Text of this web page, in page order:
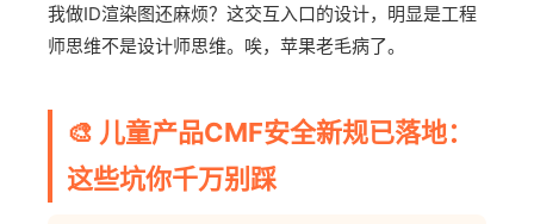
我做ID渲染图还麻烦？这交互入口的设计，明显是工程
师思维不是设计师思维。唉，苹果老毛病了。
🎨 儿童产品CMF安全新规已落地：
这些坑你千万别踩